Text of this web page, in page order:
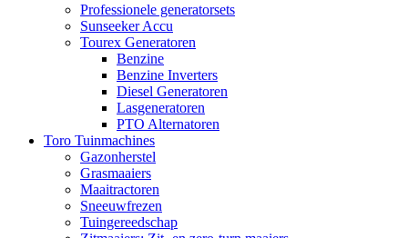
Professionele generatorsets
Sunseeker Accu
Tourex Generatoren
Benzine
Benzine Inverters
Diesel Generatoren
Lasgeneratoren
PTO Alternatoren
Toro Tuinmachines
Gazonherstel
Grasmaaiers
Maaitractoren
Sneeuwfrezen
Tuingereedschap